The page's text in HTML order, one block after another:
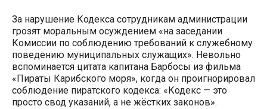
За нарушение Кодекса сотрудникам администрации
грозят моральным осуждением «на заседании
Комиссии по соблюдению требований к служебному
поведению муниципальных служащих». Невольно
вспоминается цитата капитана Барбосы из фильма
«Пираты Карибского моря», когда он проигнорировал
соблюдение пиратского кодекса: «Кодекс — это
просто свод указаний, а не жёстких законов».